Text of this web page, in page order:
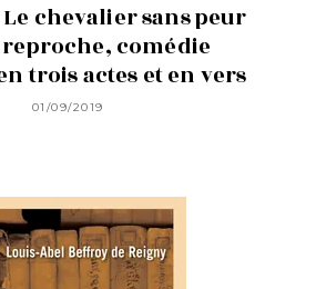
chevalier sans peur
reproche, comédie
trois actes et en vers
01/09/2019